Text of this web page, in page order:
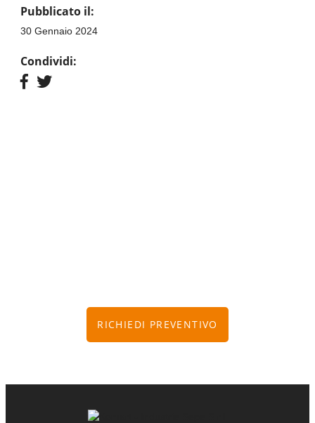
Pubblicato il:
30 Gennaio 2024
Condividi:
RICHIEDI PREVENTIVO